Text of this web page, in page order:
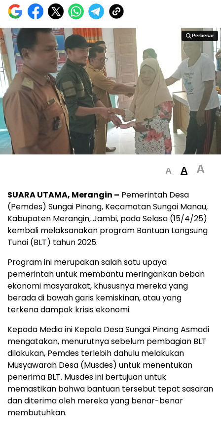
Perbesar
Perbesar
A A A
SUARA UTAMA, Merangin – Pemerintah Desa
(Pemdes) Sungai Pinang, Kecamatan Sungai Manau,
Kabupaten Merangin, Jambi, pada Selasa (15/4/25)
kembali melaksanakan program Bantuan Langsung
Tunai (BLT) tahun 2025.
Program ini merupakan salah satu upaya
pemerintah untuk membantu meringankan beban
ekonomi masyarakat, khususnya mereka yang
berada di bawah garis kemiskinan, atau yang
terkena dampak krisis ekonomi.
Kepada Media ini Kepala Desa Sungai Pinang Asmadi
mengatakan, menurutnya sebelum pembagian BLT
dilakukan, Pemdes terlebih dahulu melakukan
Musyawarah Desa (Musdes) untuk menentukan
penerima BLT. Musdes ini bertujuan untuk
memastikan bahwa bantuan tersebut tepat sasaran
dan diterima oleh mereka yang benar-benar
membutuhkan.